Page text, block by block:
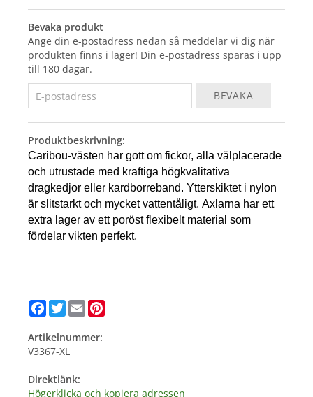
Bevaka produkt
Ange din e-postadress nedan så meddelar vi dig när
produkten finns i lager! Din e-postadress sparas i upp
till 180 dagar.
BEVAKA
Produktbeskrivning:
Caribou-västen har gott om fickor, alla välplacerade
och utrustade med kraftiga högkvalitativa
dragkedjor eller kardborreband. Ytterskiktet i nylon
är slitstarkt och mycket vattentåligt. Axlarna har ett
extra lager av ett poröst flexibelt material som
fördelar vikten perfekt.
Facebook
Twitter
Email
Artikelnummer:
V3367-XL
Direktlänk:
Högerklicka och kopiera adressen